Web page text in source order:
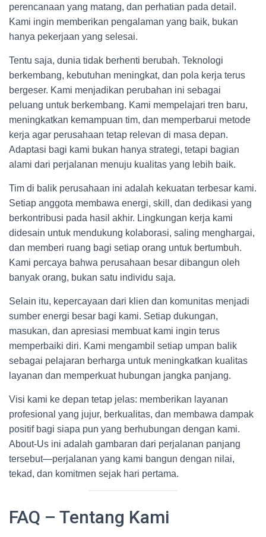
perencanaan yang matang, dan perhatian pada detail.
Kami ingin memberikan pengalaman yang baik, bukan
hanya pekerjaan yang selesai.
Tentu saja, dunia tidak berhenti berubah. Teknologi
berkembang, kebutuhan meningkat, dan pola kerja terus
bergeser. Kami menjadikan perubahan ini sebagai
peluang untuk berkembang. Kami mempelajari tren baru,
meningkatkan kemampuan tim, dan memperbarui metode
kerja agar perusahaan tetap relevan di masa depan.
Adaptasi bagi kami bukan hanya strategi, tetapi bagian
alami dari perjalanan menuju kualitas yang lebih baik.
Tim di balik perusahaan ini adalah kekuatan terbesar kami.
Setiap anggota membawa energi, skill, dan dedikasi yang
berkontribusi pada hasil akhir. Lingkungan kerja kami
didesain untuk mendukung kolaborasi, saling menghargai,
dan memberi ruang bagi setiap orang untuk bertumbuh.
Kami percaya bahwa perusahaan besar dibangun oleh
banyak orang, bukan satu individu saja.
Selain itu, kepercayaan dari klien dan komunitas menjadi
sumber energi besar bagi kami. Setiap dukungan,
masukan, dan apresiasi membuat kami ingin terus
memperbaiki diri. Kami mengambil setiap umpan balik
sebagai pelajaran berharga untuk meningkatkan kualitas
layanan dan memperkuat hubungan jangka panjang.
Visi kami ke depan tetap jelas: memberikan layanan
profesional yang jujur, berkualitas, dan membawa dampak
positif bagi siapa pun yang berhubungan dengan kami.
About-Us ini adalah gambaran dari perjalanan panjang
tersebut—perjalanan yang kami bangun dengan nilai,
tekad, dan komitmen sejak hari pertama.
FAQ – Tentang Kami